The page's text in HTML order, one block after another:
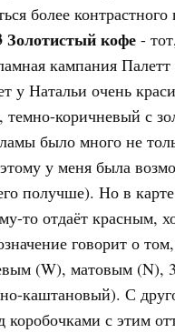
более контрастного
Золотистый кофе -
кампания
у Натальи очень
коричневый с
было много не
у меня была
получше). Но в
то отдаёт красным,
говорит о
(W), матовым (N),
каштановый). С
коробочками с этим